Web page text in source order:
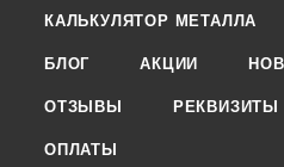
КАЛЬКУЛЯТОР МЕТАЛЛА
БЛОГ АКЦИИ
ОТЗЫВЫ РЕКВИЗИТЫ
ОПЛАТЫ